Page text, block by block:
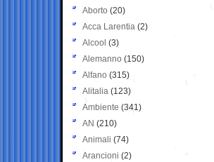
Aborto (20)
Acca Larentia (2)
Alcool (3)
Alemanno (150)
Alfano (315)
Alitalia (123)
Ambiente (341)
AN (210)
Animali (74)
Arancioni (2)